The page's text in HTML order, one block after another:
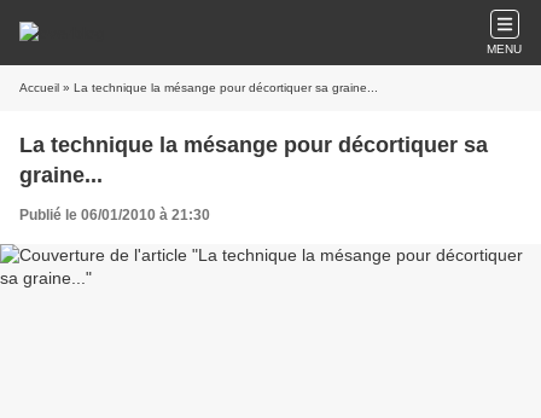
MENU
Accueil » La technique la mésange pour décortiquer sa graine...
La technique la mésange pour décortiquer sa
graine...
Publié le 06/01/2010 à 21:30